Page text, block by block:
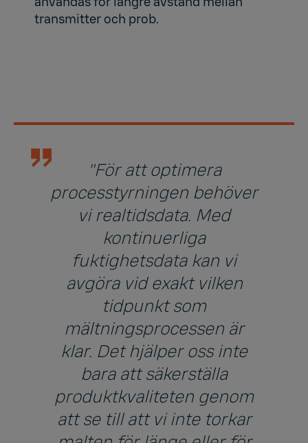
transmitter och prob.
"För att optimera
processtyrningen behöver
vi realtidsdata. Med
kontinuerliga
fuktighetsdata kan vi
avgöra vid exakt vilken
tidpunkt som
mältningsprocessen är
klar. Det hjälper oss inte
bara att säkerställa
produktkvaliteten genom
att se till att vi inte torkar